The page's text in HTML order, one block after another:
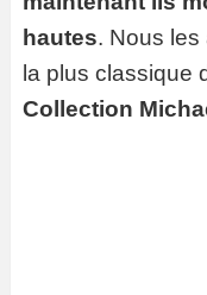
hautes. Nous
la plus classique
Collection